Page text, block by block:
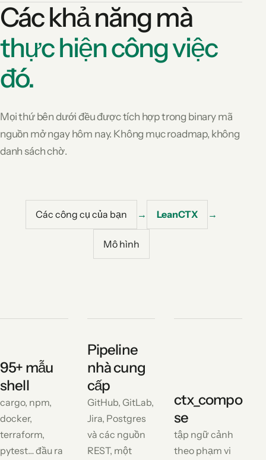
Các khả năng mà
thực hiện công việc
đó.
Mọi thứ bên dưới đều được tích hợp trong binary mã
nguồn mở ngay hôm nay. Không mục roadmap, không
danh sách chờ.
Các công cụ của bạn → LeanCTX →
Mô hình
95+ mẫu
shell
cargo, npm,
docker,
terraform,
pytest… đầu ra
Pipeline
nhà cung
cấp
GitHub, GitLab,
Jira, Postgres
và các nguồn
REST, một
ctx_compo
se
tập ngữ cảnh
theo phạm vi